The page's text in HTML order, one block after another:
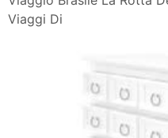
Viaggi Di